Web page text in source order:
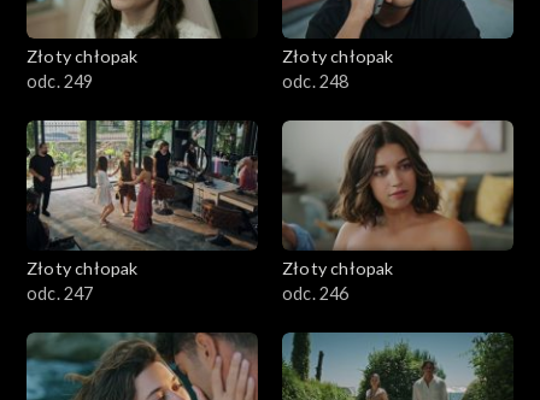
Złoty chłopak
odc. 249
Złoty chłopak
odc. 248
Złoty chłopak
odc. 247
Złoty chłopak
odc. 246